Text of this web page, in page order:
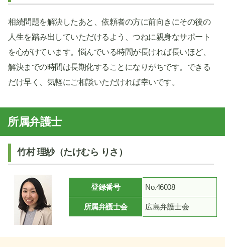
相続問題を解決したあと、依頼者の方に前向きにその後の
人生を踏み出していただけるよう、つねに親身なサポート
を心がけています。悩んでいる時間が長ければ長いほど、
解決までの時間は長期化することになりがちです。できる
だけ早く、気軽にご相談いただければ幸いです。
所属弁護士
竹村 理紗（たけむら りさ）
登録番号 No.46008
所属弁護士会 広島弁護士会